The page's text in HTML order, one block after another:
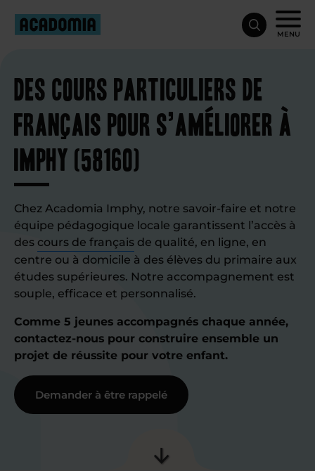
MENU
Des cours particuliers de
français pour s’améliorer à
Imphy (58160)
Chez Acadomia Imphy, notre savoir-faire et notre
équipe pédagogique locale garantissent l’accès à
des cours de français de qualité, en ligne, en
centre ou à domicile à des élèves du primaire aux
études supérieures. Notre accompagnement est
souple, efficace et personnalisé.
Comme 5 jeunes accompagnés chaque année,
contactez-nous pour construire ensemble un
projet de réussite pour votre enfant.
Demander à être rappelé